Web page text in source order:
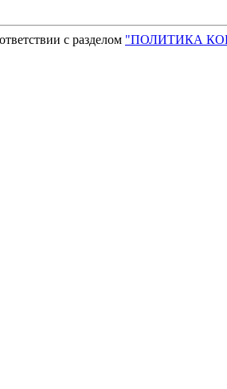
с разделом "ПОЛИТИКА